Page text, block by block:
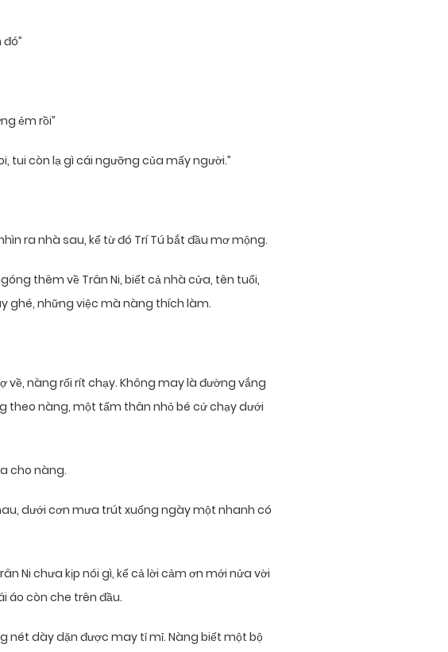
ẻm rồi”
tui còn lạ gì cái ngưỡng của mấy người.”
ra nhà sau, kể từ đó Trí Tú bắt đầu mơ mộng.
thêm về Trân Ni, biết cả nhà cửa, tên tuổi,
ghé, những việc mà nàng thích làm.
nàng rối rít chạy. Không may là đường vắng
theo nàng, một tấm thân nhỏ bé cứ chạy dưới
cho nàng.
dưới cơn mưa trút xuống ngày một nhanh có
Ni chưa kịp nói gì, kể cả lời cảm ơn mới nửa vời
áo còn che trên đầu.
nét dày dặn được may tỉ mỉ. Nàng biết một bộ